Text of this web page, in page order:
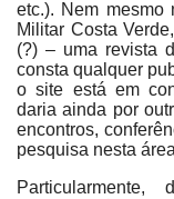
etc.). Nem
Militar Costa
(?) – uma revista
consta qualquer
o site está em
daria ainda por
encontros,
pesquisa nesta